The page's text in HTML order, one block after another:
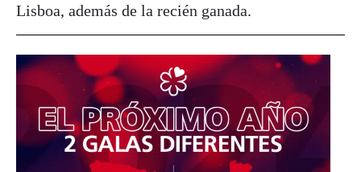
Lisboa, además de la recién ganada.